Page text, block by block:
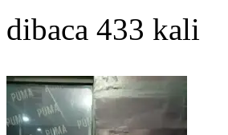
dibaca 433 kali